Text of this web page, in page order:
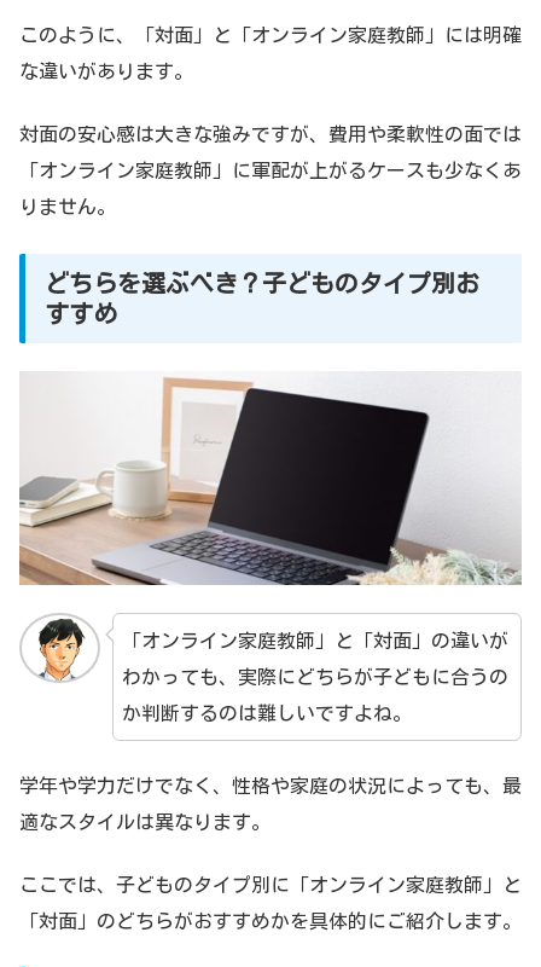
このように、「対面」と「オンライン家庭教師」には明確
な違いがあります。
対面の安心感は大きな強みですが、費用や柔軟性の面では
「オンライン家庭教師」に軍配が上がるケースも少なくあ
りません。
どちらを選ぶべき？子どものタイプ別お
すすめ
「オンライン家庭教師」と「対面」の違いが
わかっても、実際にどちらが子どもに合うの
か判断するのは難しいですよね。
学年や学力だけでなく、性格や家庭の状況によっても、最
適なスタイルは異なります。
ここでは、子どものタイプ別に「オンライン家庭教師」と
「対面」のどちらがおすすめかを具体的にご紹介します。